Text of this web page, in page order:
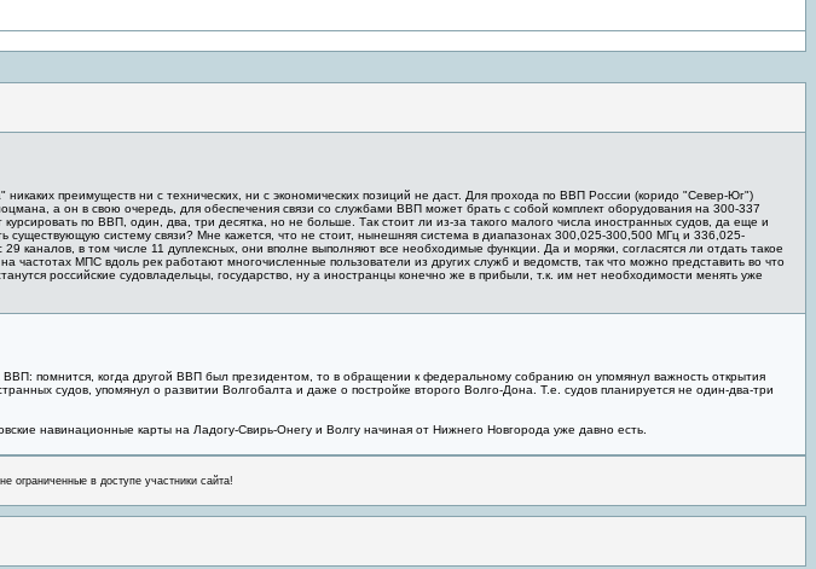
преимуществ ни с технических, ни с экономических позиций не даст. Для прохода по ВВП России (коридо "Север-Юг")
а он в свою очередь, для обеспечения связи со службами ВВП может брать с собой комплект оборудования на 300-337
по ВВП, один, два, три десятка, но не больше. Так стоит ли из-за такого малого числа иностранных судов, да еще и
существующую систему связи? Мне кажется, что не стоит, нынешняя система в диапазонах 300,025-300,500 МГц и 336,025-
каналов, в том числе 11 дуплексных, они вполне выполняют все необходимые функции. Да и моряки, согласятся ли отдать такое
частотах МПС вдоль рек работают многочисленные пользователи из других служб и ведомств, так что можно представить во что
российские судовладельцы, государство, ну а иностранцы конечно же в прибыли, т.к. им нет необходимости менять уже
ВВП: помнится, когда другой ВВП был президентом, то в обращении к федеральному собранию он упомянул важность открытия
судов, упомянул о развитии Волгобалта и даже о постройке второго Волго-Дона. Т.е. судов планируется не один-два-три
навинационные карты на Ладогу-Свирь-Онегу и Волгу начиная от Нижнего Новгорода уже давно есть.
ограниченные в доступе участники сайта!